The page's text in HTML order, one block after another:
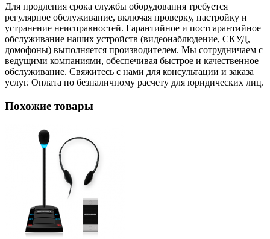
Для продления срока службы оборудования требуется
регулярное обслуживание, включая проверку, настройку и
устранение неисправностей. Гарантийное и постгарантийное
обслуживание наших устройств (видеонаблюдение, СКУД,
домофоны) выполняется производителем. Мы сотрудничаем с
ведущими компаниями, обеспечивая быстрое и качественное
обслуживание. Свяжитесь с нами для консультации и заказа
услуг. Оплата по безналичному расчету для юридических лиц.
Похожие товары